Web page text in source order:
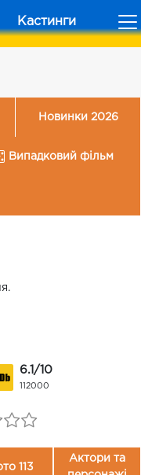
Кастинги
Новинки 2026
Випадковий фільм
6.1/10
112000
113
Актори та